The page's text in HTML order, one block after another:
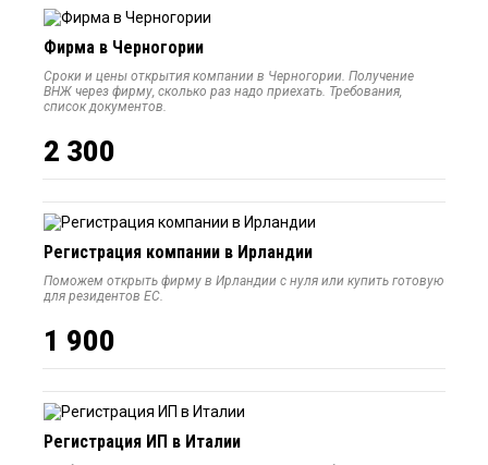
Фирма в Черногории
Сроки и цены открытия компании в Черногории. Получение
ВНЖ через фирму, сколько раз надо приехать. Требования,
список документов.
2 300
Регистрация компании в Ирландии
Поможем открыть фирму в Ирландии с нуля или купить готовую
для резидентов ЕС.
1 900
Регистрация ИП в Италии